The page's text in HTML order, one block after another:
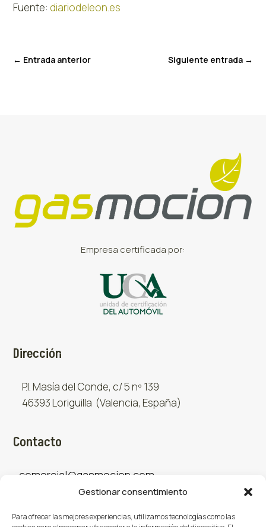
Gestionar consentimiento
Para ofrecer las mejores experiencias, utilizamos tecnologías como las
Fuente: diariodeleon.es
← Entrada anterior Siguiente entrada→
Empresa certificada por:
Dirección
P.I. Masía del Conde, c/ 5 nº 139
46393 Loriguilla (Valencia, España)
Contacto
comercial@gasmocion.com